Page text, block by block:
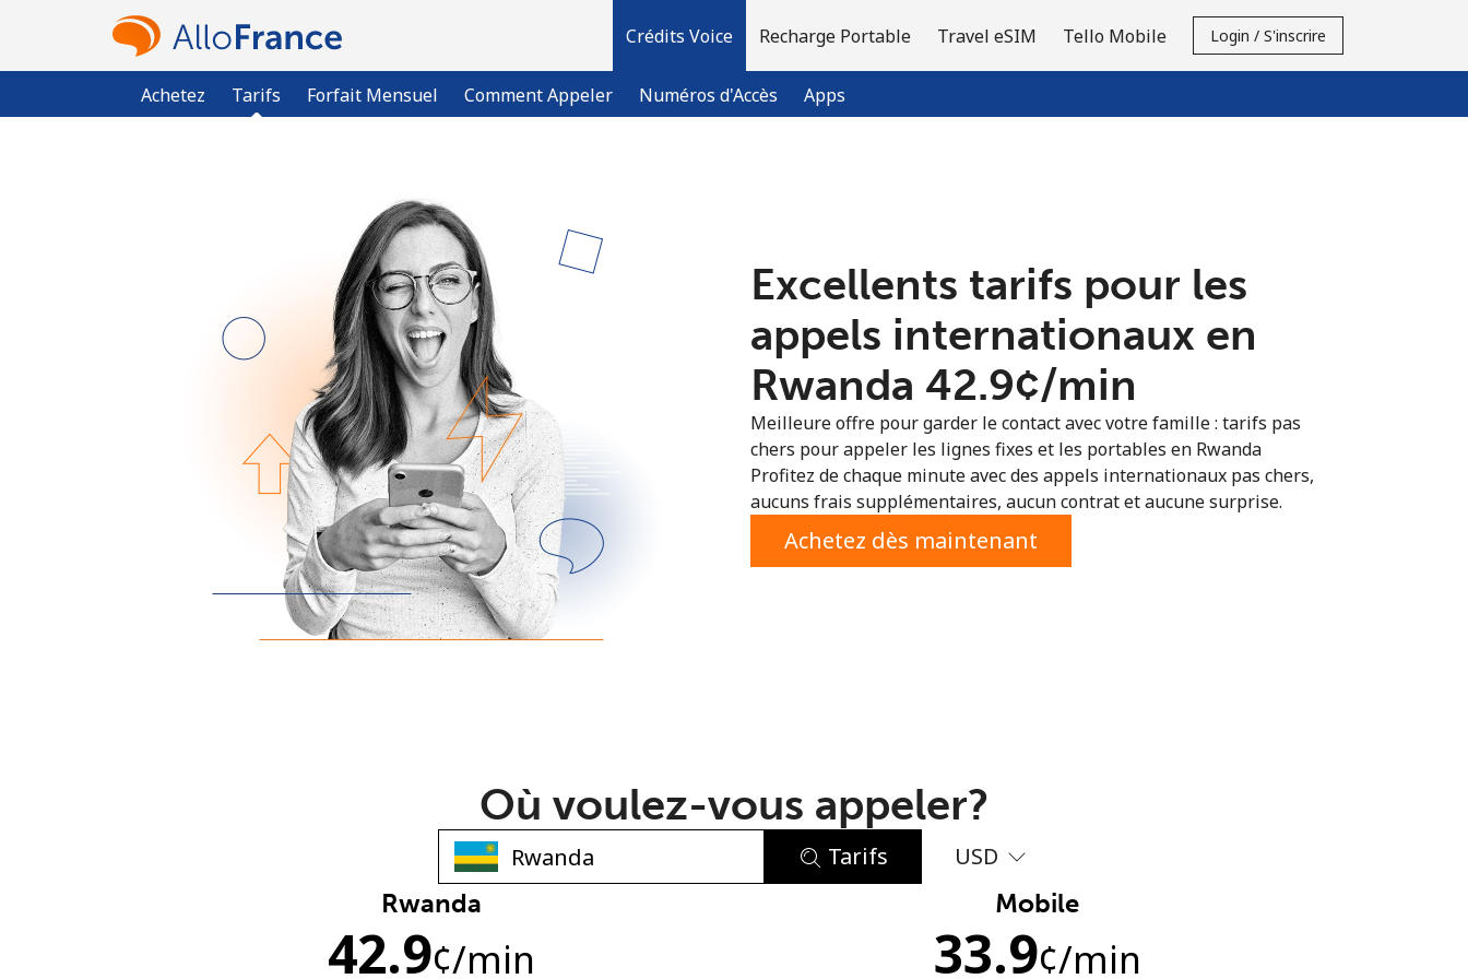
Crédits Voice
Achetez Tarifs Forfait Mensuel Comment Appeler Numéros d'Accès Apps
Recharge Portable Travel eSIM Tello Mobile Login / S'inscrire
Vous avez déjà un compte?Connectez-vous →
S'enregistrer avec
Une lettre majuscule et une lettre minuscule
Excellents tarifs pour les
appels internationaux en
Rwanda ⁦42.9¢⁩/min
Meilleure offre pour garder le contact avec votre famille : tarifs pas
chers pour appeler les lignes fixes et les portables en Rwanda
Profitez de chaque minute avec des appels internationaux pas chers,
aucuns frais supplémentaires, aucun contrat et aucune surprise.
Achetez dès maintenant
Où voulez-vous appeler?
Tarifs USD
Rwanda
42.9¢/min
Mobile
33.9¢/min